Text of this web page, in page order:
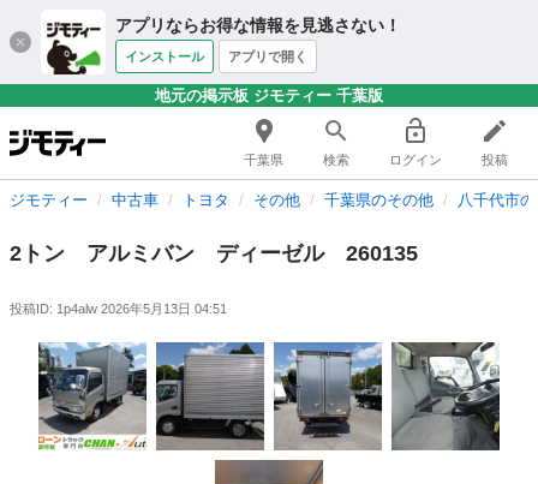
アプリならお得な情報を見逃さない！
インストール アプリで開く
地元の掲示板 ジモティー 千葉版
千葉県 検索 ログイン 投稿
ジモティー 中古車 トヨタ その他 千葉県のその他 八千代市
2トン アルミバン ディーゼル 260135
投稿ID: 1p4alw 2026年5月13日 04:51